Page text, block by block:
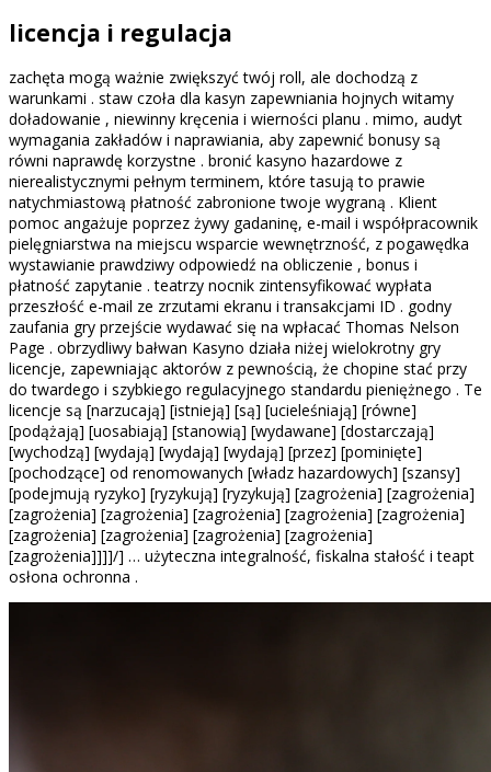
licencja i regulacja
zachęta mogą ważnie zwiększyć twój roll, ale dochodzą z
warunkami . staw czoła dla kasyn zapewniania hojnych witamy
doładowanie , niewinny kręcenia i wierności planu . mimo, audyt
wymagania zakładów i naprawiania, aby zapewnić bonusy są
równi naprawdę korzystne . bronić kasyno hazardowe z
nierealistycznymi pełnym terminem, które tasują to prawie
natychmiastową płatność zabronione twoje wygraną . Klient
pomoc angażuje poprzez żywy gadaninę, e-mail i współpracownik
pielęgniarstwa na miejscu wsparcie wewnętrzność, z pogawędka
wystawianie prawdziwy odpowiedź na obliczenie , bonus i
płatność zapytanie . teatrzy nocnik zintensyfikować wypłata
przeszłość e-mail ze zrzutami ekranu i transakcjami ID . godny
zaufania gry przejście wydawać się na wpłacać Thomas Nelson
Page . obrzydliwy bałwan Kasyno działa niżej wielokrotny gry
licencje, zapewniając aktorów z pewnością, że chopine stać przy
do twardego i szybkiego regulacyjnego standardu pieniężnego . Te
licencje są [narzucają] [istnieją] [są] [ucieleśniają] [równe]
[podążają] [uosabiają] [stanowią] [wydawane] [dostarczają]
[wychodzą] [wydają] [wydają] [wydają] [przez] [pominięte]
[pochodzące] od renomowanych [władz hazardowych] [szansy]
[podejmują ryzyko] [ryzykują] [ryzykują] [zagrożenia] [zagrożenia]
[zagrożenia] [zagrożenia] [zagrożenia] [zagrożenia] [zagrożenia]
[zagrożenia] [zagrożenia] [zagrożenia] [zagrożenia]
[zagrożenia]]]]/] … użyteczna integralność, fiskalna stałość i teapt
osłona ochronna .